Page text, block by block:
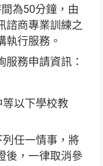
為50分鐘，由
諮商專業訓練之
執行服務。
服務申請資訊：
以下學校教
任一情事，將
後，一律取消參